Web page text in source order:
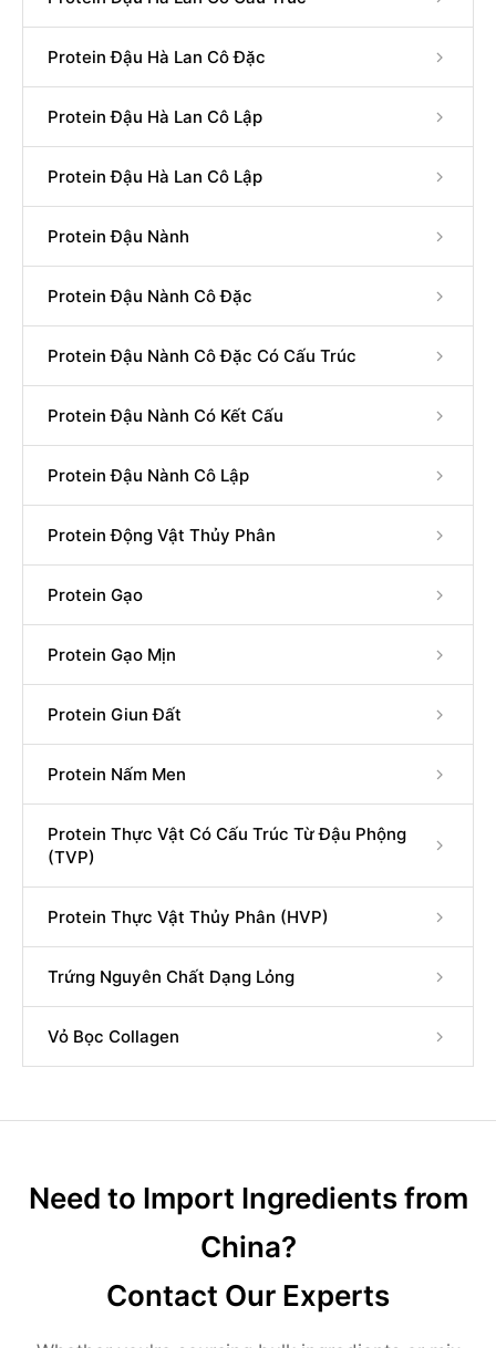
Protein Đậu Hà Lan Cô Đặc
Protein Đậu Hà Lan Cô Lập
Protein Đậu Hà Lan Cô Lập
Protein Đậu Nành
Protein Đậu Nành Cô Đặc
Protein Đậu Nành Cô Đặc Có Cấu Trúc
Protein Đậu Nành Có Kết Cấu
Protein Đậu Nành Cô Lập
Protein Động Vật Thủy Phân
Protein Gạo
Protein Gạo Mịn
Protein Giun Đất
Protein Nấm Men
Protein Thực Vật Có Cấu Trúc Từ Đậu Phộng
(TVP)
Protein Thực Vật Thủy Phân (HVP)
Trứng Nguyên Chất Dạng Lỏng
Vỏ Bọc Collagen
Need to Import Ingredients from
China?
Contact Our Experts